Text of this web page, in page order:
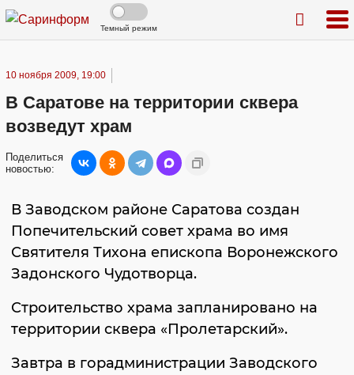
Темный режим
10 ноября 2009, 19:00
В Саратове на территории сквера
возведут храм
Поделиться
новостью:
В Заводском районе Саратова создан
Попечительский совет храма во имя
Святителя Тихона епископа Воронежского
Задонского Чудотворца.
Строительство храма запланировано на
территории сквера «Пролетарский».
Завтра в горадминистрации Заводского